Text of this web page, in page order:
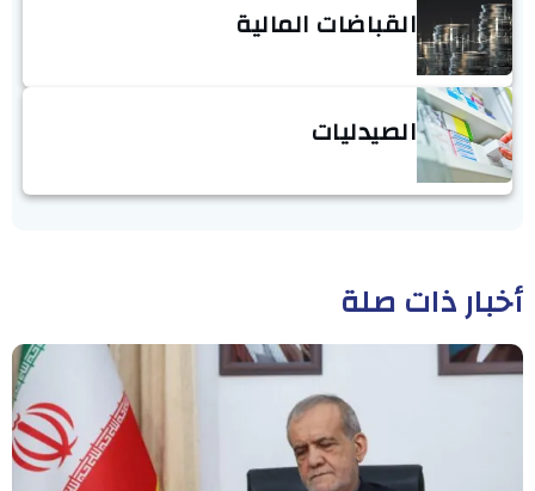
القباضات المالية
الصيدليات
أخبار ذات صلة